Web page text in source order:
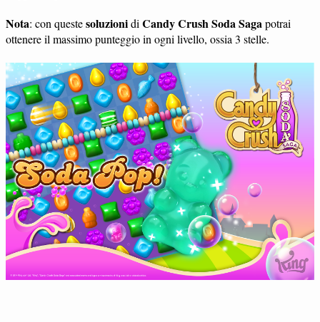
Nota: con questesoluzionidi Candy Crush Soda Sagapotrai
ottenere il massimo punteggio in ogni livello, ossia 3 stelle.